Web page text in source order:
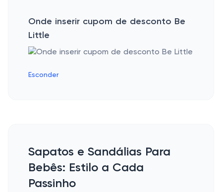
Onde inserir cupom de desconto Be
Little
Esconder
Sapatos e Sandálias Para
Bebês: Estilo a Cada
Passinho